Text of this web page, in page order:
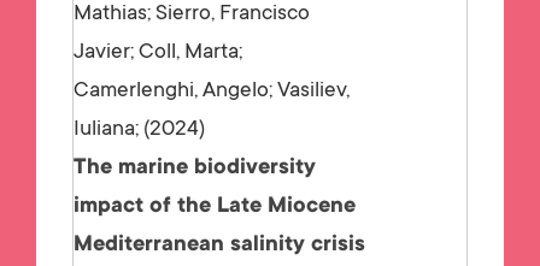
Mathias; Sierro, Francisco
Javier; Coll, Marta;
Camerlenghi, Angelo; Vasiliev,
Iuliana; 2024
The marine biodiversity
impact of the Late Miocene
Mediterranean salinity crisis